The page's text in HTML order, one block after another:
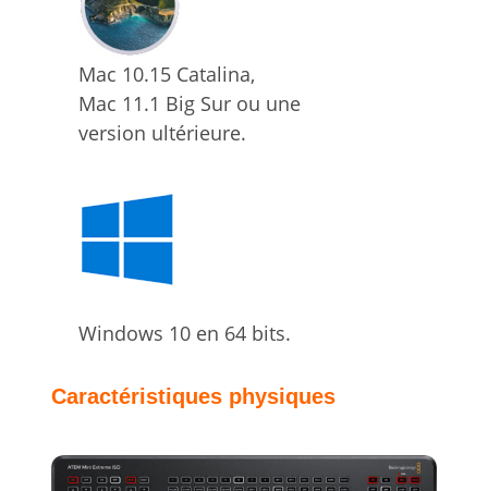
Mac 10.15 Catalina,
Mac 11.1 Big Sur ou une
version ultérieure.
Windows 10 en 64 bits.
Caractéristiques physiques